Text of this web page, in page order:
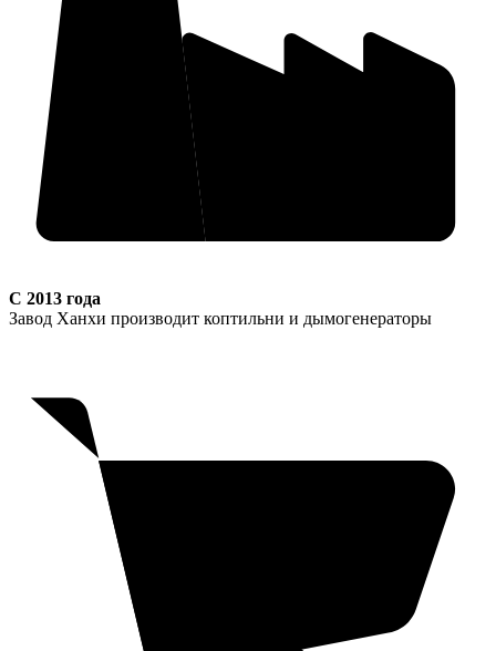
С 2013 года
Завод Ханхи производит коптильни и дымогенераторы